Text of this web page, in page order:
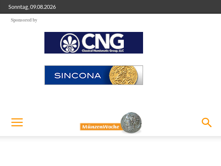
Sonntag, 09.08.2026
Sponsored by